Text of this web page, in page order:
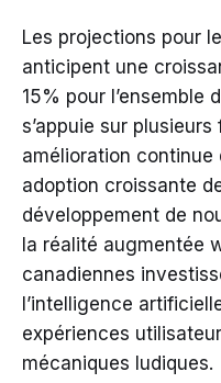
Les projections pour
anticipent une
15% pour l’ensemble
s’appuie sur
amélioration
adoption croissante
développement de
la réalité augmentée
canadiennes
l’intelligence
expériences
mécaniques ludiques.